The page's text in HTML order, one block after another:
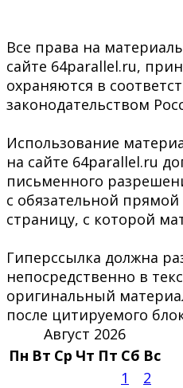
Все права на
сайте 64parallel.ru,
охраняются в
законодательством
Использование
на сайте 64parallel.ru
письменного
с обязательной
страницу, с которой
Гиперссылка должна
непосредственно в
оригинальный
после цитируемого
Август 2026
Пн Вт Ср Чт Пт Сб Вс
1
2